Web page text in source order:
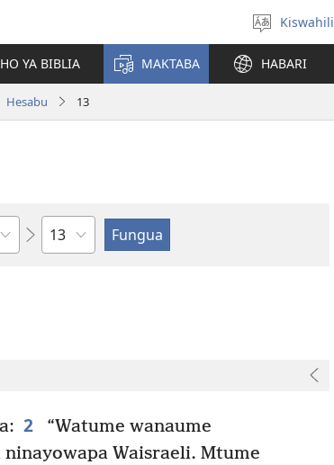
Chagua
lugha
Kiswahili
YA BIBLIA MAKTABA HABARI
Hesabu 13
Sura
2
“Watume wanaume
Waisraeli. Mtume